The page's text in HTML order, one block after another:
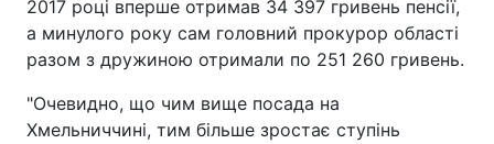
2017 році вперше отримав 34 397 гривень пенсії,
а минулого року сам головний прокурор області
разом з дружиною отримали по 251 260 гривень.
"Очевидно, що чим вище посада на
Хмельниччині, тим більше зростає ступінь